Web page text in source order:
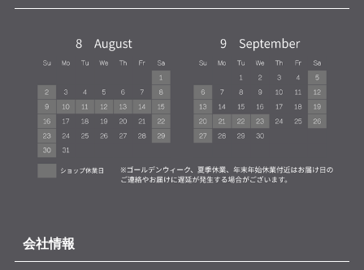
会社情報